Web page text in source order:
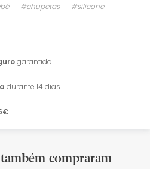
#chupetas #silicone
garantido
durante 14 dias
compraram